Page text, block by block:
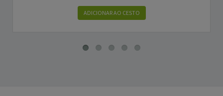
ADICIONAR AO CESTO